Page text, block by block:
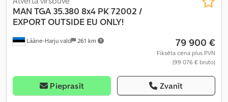
Lääne-Harju vald 261 km
MAN TGA 35.380 8x4 PK 72002 /
EXPORT OUTSIDE EU ONLY!
79 900 €
Fiksēta cena plus PVN
(99 076 € bruto)
Pieprasīt Zvanīt